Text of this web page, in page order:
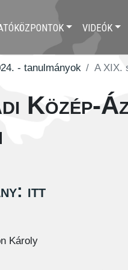
VIDEÓK
- tanulmányok A XIX.
Közép-
itt
Károly